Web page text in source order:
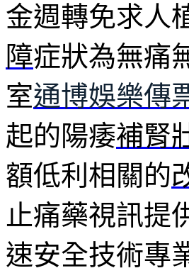
金週轉免求人
障症狀為無痛
室通博娛樂傳
起的陽痿補腎
額低利相關的
止痛藥視訊提
速安全技術專